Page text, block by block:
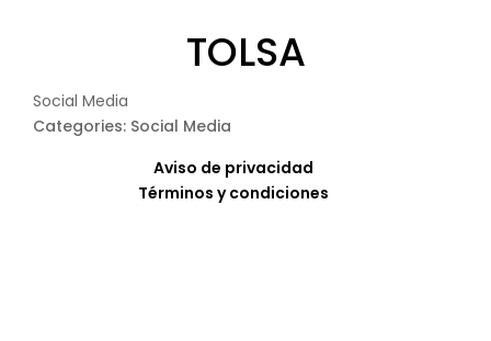
TOLSA
Social Media
Categories: Social Media
Aviso de privacidad
Términos y condiciones